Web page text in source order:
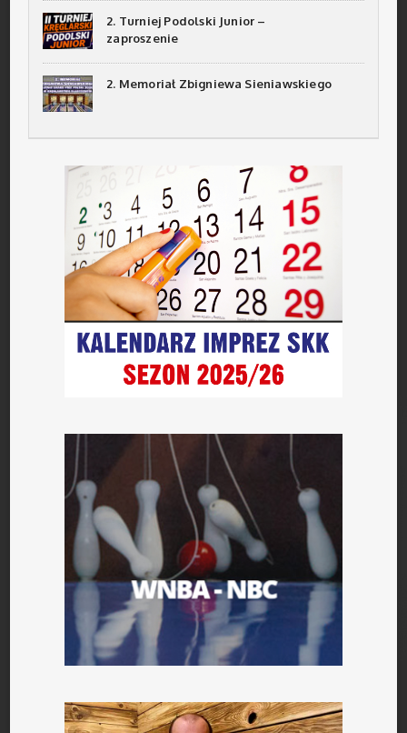
2. Turniej Podolski Junior –
zaproszenie
2. Memoriał Zbigniewa Sieniawskiego